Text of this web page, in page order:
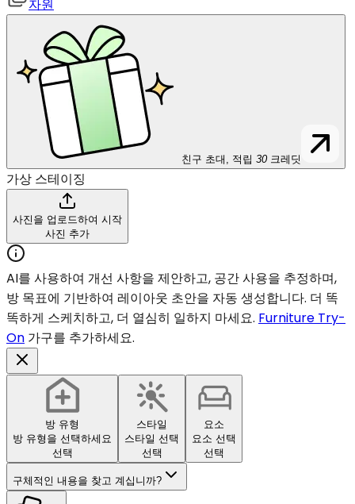
자원
친구 초대, 적립 30 크레딧
가상 스테이징
사진을 업로드하여 시작
사진 추가
AI를 사용하여 개선 사항을 제안하고, 공간 사용을 추정하며,
방 목표에 기반하여 레이아웃 초안을 자동 생성합니다. 더 똑
똑하게 스케치하고, 더 열심히 일하지 마세요. Furniture Try-
On 가구를 추가하세요.
방 유형
방 유형을 선택하세요
선택
스타일
스타일 선택
선택
요소
요소 선택
선택
구체적인 내용을 찾고 계십니까?